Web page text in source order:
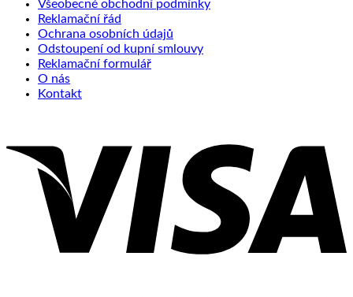
Všeobecné obchodní podmínky
Reklamační řád
Ochrana osobních údajů
Odstoupení od kupní smlouvy
Reklamační formulář
O nás
Kontakt